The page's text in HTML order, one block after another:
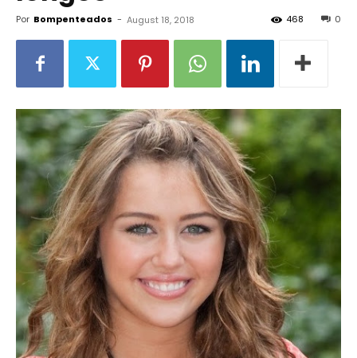
Por Bompenteados - August 18, 2018 0
468